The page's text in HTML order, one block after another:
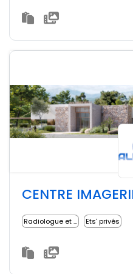
Radiologue et imagerie médicale Ets' privés